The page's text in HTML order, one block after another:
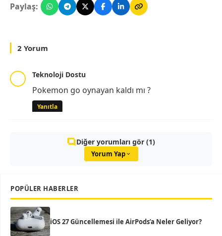
Paylaş:
2 Yorum
Teknoloji Dostu
Pokemon go oynayan kaldı mı ?
Yanıtla
Diğer yorumları gör (1)
Yorum Yap
POPÜLER HABERLER
iOS 27 Güncellemesi ile AirPods’a Neler Geliyor?